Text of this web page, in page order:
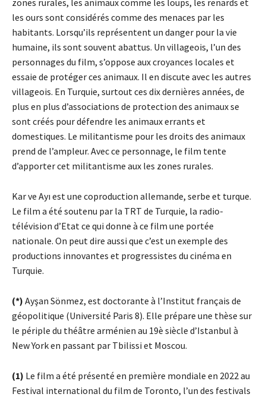
les ours sont considérés comme des menaces par les
habitants. Lorsqu’ils représentent un danger pour la vie
humaine, ils sont souvent abattus. Un villageois, l’un des
personnages du film, s’oppose aux croyances locales et
essaie de protéger ces animaux. Il en discute avec les autres
villageois. En Turquie, surtout ces dix dernières années, de
plus en plus d’associations de protection des animaux se
sont créés pour défendre les animaux errants et
domestiques. Le militantisme pour les droits des animaux
prend de l’ampleur. Avec ce personnage, le film tente
d’apporter cet militantisme aux les zones rurales.
Kar ve Ayı est une coproduction allemande, serbe et turque.
Le film a été soutenu par la TRT de Turquie, la radio-
télévision d’Etat ce qui donne à ce film une portée
nationale. On peut dire aussi que c’est un exemple des
productions innovantes et progressistes du cinéma en
Turquie.
(*) Ayşan Sönmez, est doctorante à l’Institut français de
géopolitique (Université Paris 8). Elle prépare une thèse sur
le périple du théâtre arménien au 19è siècle d’Istanbul à
New York en passant par Tbilissi et Moscou.
(1) Le film a été présenté en première mondiale en 2022 au
Festival international du film de Toronto, l’un des festivals